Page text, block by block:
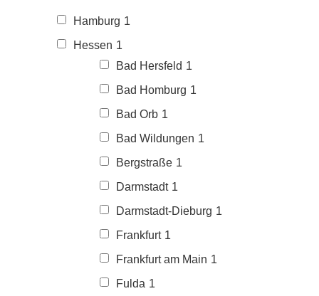
Hamburg 1
Hessen 1
Bad Hersfeld 1
Bad Homburg 1
Bad Orb 1
Bad Wildungen 1
Bergstraße 1
Darmstadt 1
Darmstadt-Dieburg 1
Frankfurt 1
Frankfurt am Main 1
Fulda 1